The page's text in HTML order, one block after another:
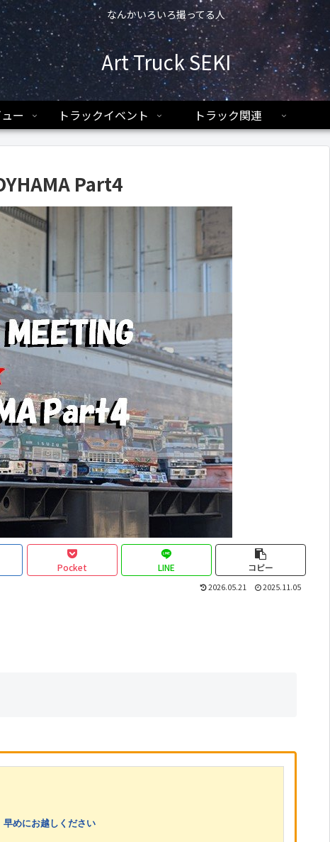
なんかいろいろ撮ってる人
Art Truck SEKI
ー トラックイベント トラック関連
Part4
Pocket LINE コピー
2026.05.21 2025.11.05
早めにお越しください